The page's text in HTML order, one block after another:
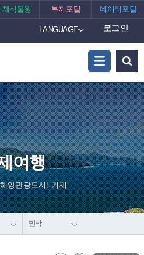
제식물원 복지포털 데이터포털
LANGUAGE 로그인
여행
양관광도시! 거제
민박